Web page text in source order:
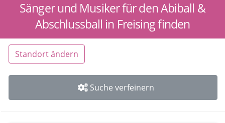
Sänger und Musiker für den Abiball &
Abschlussball in Freising finden
Standort ändern
Suche verfeinern